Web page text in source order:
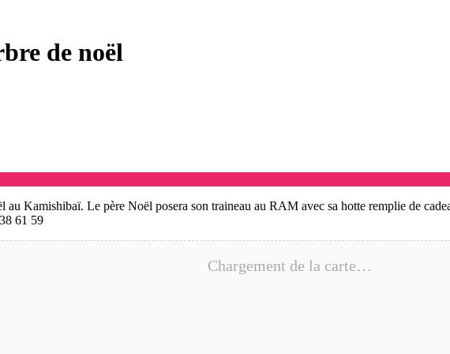
de noël
Kamishibaï. Le père Noël posera son traineau au RAM avec sa hotte remplie de
61 59
Chargement de la carte…